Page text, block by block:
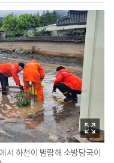
서 하천이 범람해 소방당국이